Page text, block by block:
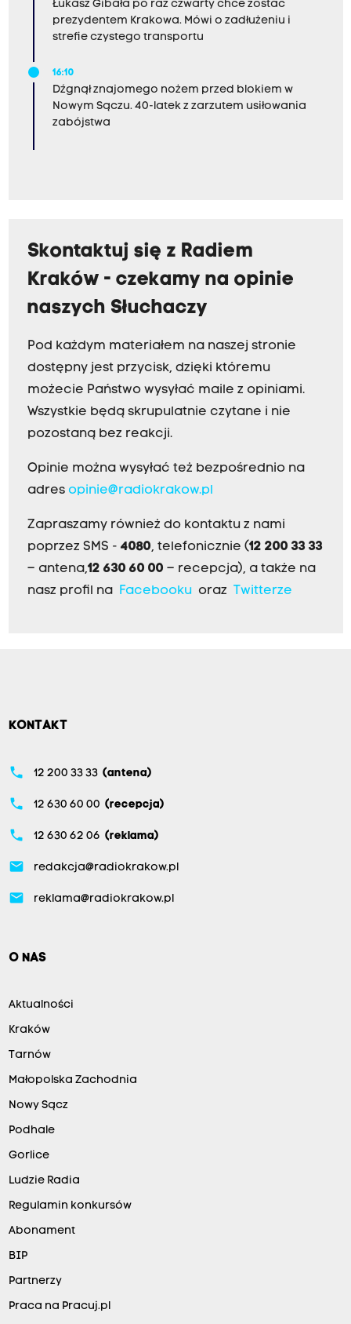
Łukasz Gibała po raz czwarty chce zostać
prezydentem Krakowa. Mówi o zadłużeniu i
strefie czystego transportu
16:10
Dźgnął znajomego nożem przed blokiem w
Nowym Sączu. 40-latek z zarzutem usiłowania
zabójstwa
Skontaktuj się z Radiem
Kraków - czekamy na opinie
naszych Słuchaczy
Pod każdym materiałem na naszej stronie
dostępny jest przycisk, dzięki któremu
możecie Państwo wysyłać maile z opiniami.
Wszystkie będą skrupulatnie czytane i nie
pozostaną bez reakcji.
Opinie można wysyłać też bezpośrednio na
adres opinie@radiokrakow.pl
Zapraszamy również do kontaktu z nami
poprzez SMS - 4080, telefonicznie (12 200 33 33
– antena,12 630 60 00 – recepcja), a także na
nasz profil na Facebookuoraz Twitterze
KONTAKT
phone 12 200 33 33 (antena)
phone 12 630 60 00 (recepcja)
phone 12 630 62 06 (reklama)
email redakcja@radiokrakow.pl
email reklama@radiokrakow.pl
O NAS
Aktualności
Kraków
Tarnów
Małopolska Zachodnia
Nowy Sącz
Podhale
Gorlice
Ludzie Radia
Regulamin konkursów
Abonament
BIP
Partnerzy
Praca na Pracuj.pl